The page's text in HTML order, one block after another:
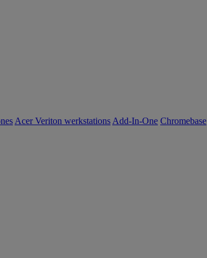
Acer Veriton werkstations Add-In-One Chromebase